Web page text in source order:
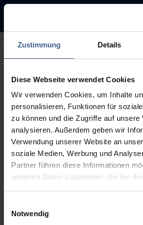
Zustimmung Details
Diese Webseite verwendet Cookies
Wir verwenden Cookies, um Inhalte
personalisieren, Funktionen für
zu können und die Zugriffe auf unsere
analysieren. Außerdem geben wir
Verwendung unserer Website an
soziale Medien, Werbung und
Partner führen diese Informationen
weiteren Daten zusammen, die Sie
Weitere Informationen finden Sie in
Notwendig
Entschuldigung
leider nicht
Der Link, dem Sie gefolgt sind, ist
Seite wurde entfernt.
Zurück zur Startseite Zur Suche